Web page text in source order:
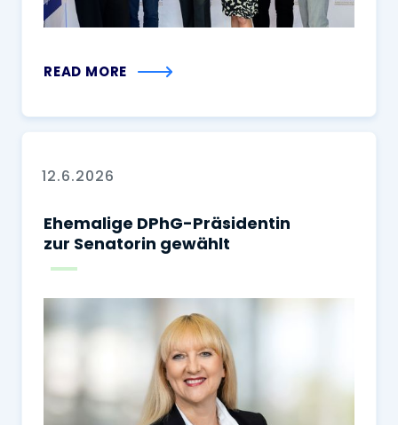
READ MORE
12.6.2026
Ehemalige DPhG-Präsidentin
zur Senatorin gewählt